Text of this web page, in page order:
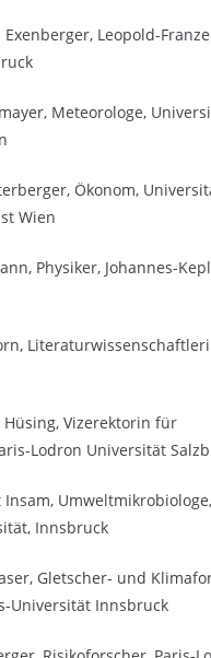
Leopold-
Meteorologe,
Ökonom,
Wien
Physiker, Johannes-
Vizerektorin für
Lodron Universität
Innsbruck
Gletscher- und
Universität Innsbruck